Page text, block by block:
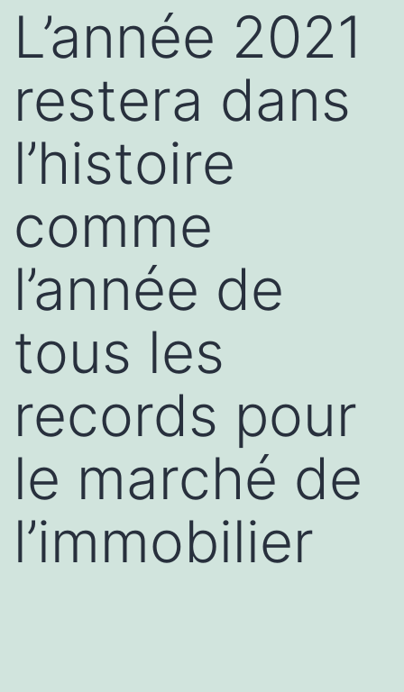
L’année 2021
restera dans
l’histoire
comme
l’année de
tous les
records pour
le marché de
l’immobilier